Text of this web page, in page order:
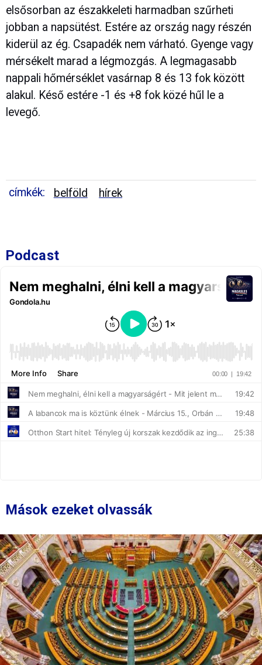
elsősorban az északkeleti harmadban szűrheti
jobban a napsütést. Estére az ország nagy részén
kiderül az ég. Csapadék nem várható. Gyenge vagy
mérsékelt marad a légmozgás. A legmagasabb
nappali hőmérséklet vasárnap 8 és 13 fok között
alakul. Késő estére -1 és +8 fok közé hűl le a
levegő.
címkék: belföld hírek
Podcast
Mások ezeket olvassák